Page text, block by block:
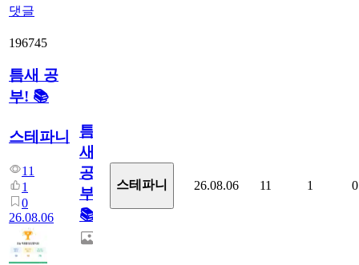
댓글
196745
틈새 공
부! 📚
스테파니
11
1
0
26.08.06
틈
새
공
부!
📚
스테파니 26.08.06 11 1 0